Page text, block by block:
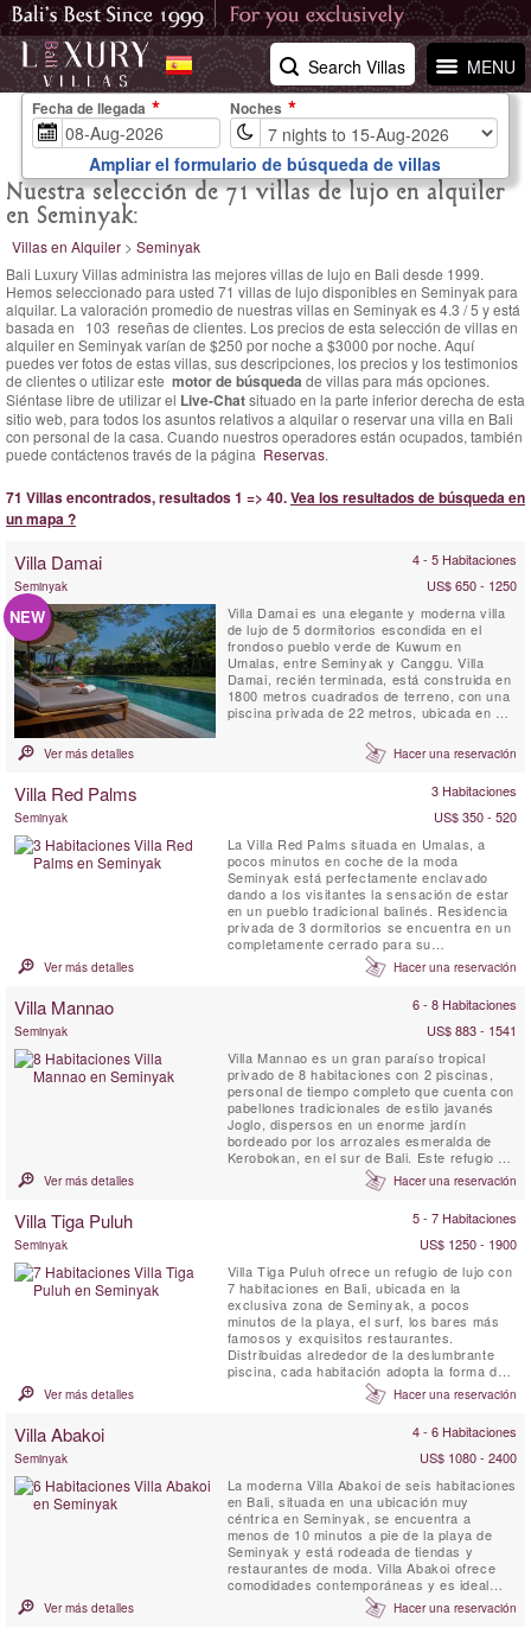
MENU
Search Villas
Nuestra selección de 71 villas de lujo en alquiler
en Seminyak:
Villas en Alquiler > Seminyak
Bali Luxury Villas administra las mejores villas de lujo en Bali desde 1999.
Hemos seleccionado para usted 71 villas de lujo disponibles en Seminyak para
alquilar. La valoración promedio de nuestras villas en Seminyak es4.3 /5 y está
basada en 103 reseñas de clientes. Los precios de esta selección de villas en
alquiler en Seminyak varían de $250 por noche a $3000 por noche. Aquí
puedes ver fotos de estas villas, sus descripciones, los precios y los testimonios
de clientes o utilizar este motor de búsqueda de villas para más opciones.
Siéntase libre de utilizar el Live-Chatsituado en la parte inferior derecha de esta
sitio web, para todos los asuntos relativos a alquilar o reservar una villa en Bali
con personal de la casa. Cuando nuestros operadores están ocupados, también
puede contáctenos través de la página Reservas.
71 Villas encontrados, resultados 1 => 40.Vea los resultados de búsqueda en
un mapa ?
Villa Damai 4 - 5 Habitaciones
Seminyak US$ 650 - 1250
NEW
Villa Damai es una elegante y moderna villa
de lujo de 5 dormitorios escondida en el
frondoso pueblo verde de Kuwum en
Umalas, entre Seminyak y Canggu. Villa
Damai, recién terminada, está construida en
1800 metros cuadrados de terreno, con una
piscina privada de 22 metros, ubicada en un
tropicales con vistas a los arrozales
naturales. Esta idílica villa de Bali ofrece a
Ver más detalles Hacer una reservación
Villa Red Palms 3 Habitaciones
Seminyak
US$ 350 - 520
La Villa Red Palms situada en Umalas, a
pocos minutos en coche de la moda
Seminyak está perfectamente enclavado
dando a los visitantes la sensación de estar
en un pueblo tradicional balinés. Residencia
privada de 3 dormitorios se encuentra en un
completamente cerrado para su
conveniencia y complejo de seguridad. Las
tres suites de la villa disponen de baño y un
disponibles en todas las habitaciones y
Ver más detalles Hacer una reservación
Villa Mannao 6 - 8 Habitaciones
Seminyak
US$ 883 - 1541
Villa Mannao es un gran paraíso tropical
privado de 8 habitaciones con 2 piscinas,
personal de tiempo completo que cuenta con
pabellones tradicionales de estilo javanés
Joglo, dispersos en un enorme jardín
bordeado por los arrozales esmeralda de
Kerobokan, en el sur de Bali. Este refugio de
vacaciones está diseñado para familias
numerosas o grupos de amigos que desean
cerca del destino turístico más moderno y
Ver más detalles Hacer una reservación
Villa Tiga Puluh 5 - 7 Habitaciones
Seminyak
US$ 1250 - 1900
Villa Tiga Puluh ofrece un refugio de lujo con
7 habitaciones en Bali, ubicada en la
exclusiva zona de Seminyak, a pocos
minutos de la playa, el surf, los bares más
famosos y exquisitos restaurantes.
Distribuidas alrededor de la deslumbrante
piscina, cada habitación adopta la forma de
un bungalow privado, proporcionando el
equilibrio perfecto entre momentos en grupo
una cena espectacular en casa preparada
Ver más detalles Hacer una reservación
Villa Abakoi 4 - 6 Habitaciones
Seminyak
US$ 1080 - 2400
La moderna Villa Abakoi de seis habitaciones
en Bali, situada en una ubicación muy
céntrica en Seminyak, se encuentra a
menos de 10 minutos a pie de la playa de
Seminyak y está rodeada de tiendas y
restaurantes de moda. Villa Abakoi ofrece
comodidades contemporáneas y es ideal
para que familias o amigos la compartan y
disfruten. Entre sus servicios se incluyen
Ver más detalles Hacer una reservación
Fecha de llegada Noches
Ampliar el formulario de búsqueda de villas